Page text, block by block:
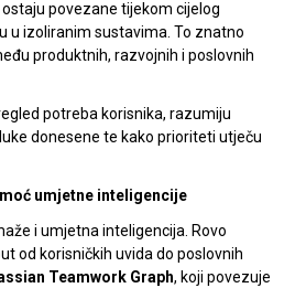
povezane tijekom cijelog
u izoliranim sustavima. To znatno
produktnih, razvojnih i poslovnih
potreba korisnika, razumiju
donesene te kako prioriteti utječu
umjetne inteligencije
i umjetna inteligencija. Rovo
od korisničkih uvida do poslovnih
Teamwork Graph, koji povezuje